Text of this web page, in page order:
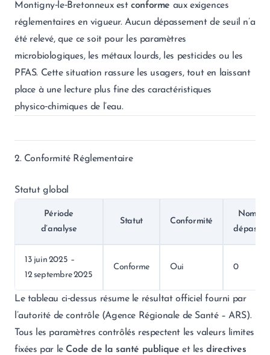
Montigny‑le‑Bretonneux estconforme aux exigences
réglementaires en vigueur. Aucun dépassement de seuil n’a
été relevé, que ce soit pour les paramètres
microbiologiques, les métaux lourds, les pesticides ou les
PFAS. Cette situation rassure les usagers, tout en laissant
place à une lecture plus fine des caractéristiques
physico‑chimiques de l’eau.
2. Conformité Réglementaire
Statut global
Période
d’analyse
Statut Conformité
13 juin 2025 –
12 septembre 2025
Conforme Oui 0
Le tableau ci‑dessus résume le résultat officiel fourni par
l’autorité de contrôle (Agence Régionale de Santé – ARS).
Tous les paramètres contrôlés respectent les valeurs limites
fixées par le Code de la santé publique et lesdirectives